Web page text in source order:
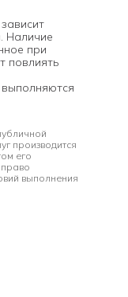
производится
его
выполнения
Наличие
при
повлиять